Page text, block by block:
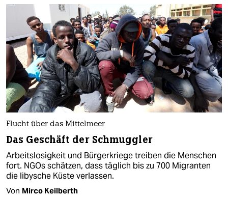
Flucht über das Mittelmeer
Das Geschäft der Schmuggler
Arbeitslosigkeit und Bürgerkriege treiben die Menschen
fort. NGOs schätzen, dass täglich bis zu 700 Migranten
die libysche Küste verlassen.
Von Mirco Keilberth